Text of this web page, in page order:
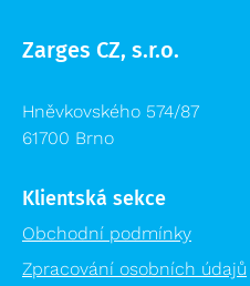
Zarges CZ, s.r.o.
Hněvkovského 574/87
61700 Brno
Klientská sekce
Obchodní podmínky
Zpracování osobních údajů